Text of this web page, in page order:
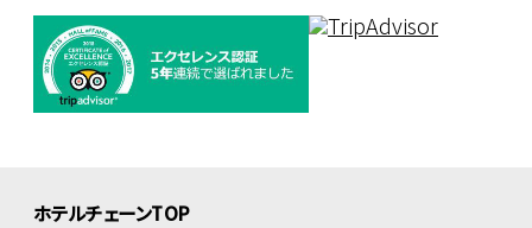
ホテルチェーンTOP